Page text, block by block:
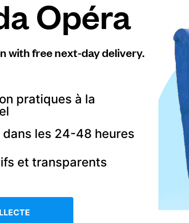
Opéra
with free next-day delivery.
pratiques à la
les 24-48 heures
et transparents